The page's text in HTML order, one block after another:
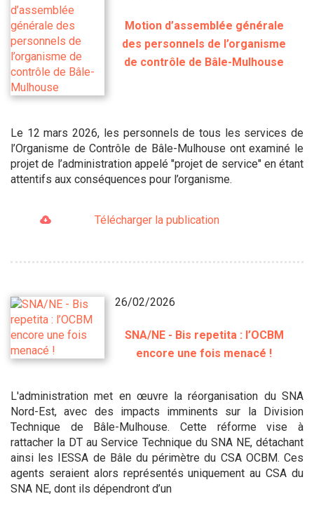
Motion d’assemblée générale
des personnels de l’organisme
de contrôle de Bâle-Mulhouse
Le 12 mars 2026, les personnels de tous les services de
l’Organisme de Contrôle de Bâle-Mulhouse ont examiné le
projet de l’administration appelé "projet de service" en étant
attentifs aux conséquences pour l’organisme.
Télécharger la publication
26/02/2026
SNA/NE - Bis repetita : l’OCBM
encore une fois menacé !
L'administration met en œuvre la réorganisation du SNA
Nord-Est, avec des impacts imminents sur la Division
Technique de Bâle-Mulhouse. Cette réforme vise à
rattacher la DT au Service Technique du SNA NE, détachant
ainsi les IESSA de Bâle du périmètre du CSA OCBM. Ces
agents seraient alors représentés uniquement au CSA du
SNA NE, dont ils dépendront d’un